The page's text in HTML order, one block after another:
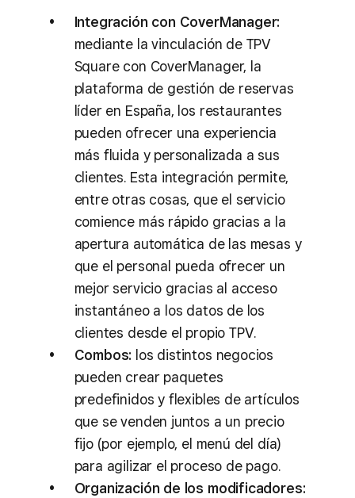
Integración con CoverManager:
mediante la vinculación de TPV
Square con CoverManager, la
plataforma de gestión de reservas
líder en España, los restaurantes
pueden ofrecer una experiencia
más fluida y personalizada a sus
clientes. Esta integración permite,
entre otras cosas, que el servicio
comience más rápido gracias a la
apertura automática de las mesas y
que el personal pueda ofrecer un
mejor servicio gracias al acceso
instantáneo a los datos de los
clientes desde el propio TPV.
Combos: los distintos negocios
pueden crear paquetes
predefinidos y flexibles de artículos
que se venden juntos a un precio
fijo (por ejemplo, el menú del día)
para agilizar el proceso de pago.
Organización de los modificadores: